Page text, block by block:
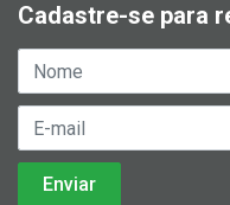
Cadastre-se para